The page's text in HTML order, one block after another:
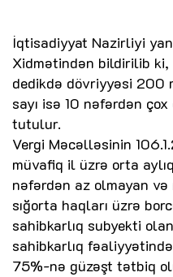
İqtisadiyyat Nazirliyi
Xidmətindən bildirilib ki,
dedikdə dövriyyəsi 200
sayı isə 10 nəfərdən
tutulur.
Vergi Məcəlləsinin
müvafiq il üzrə orta
nəfərdən az olmayan
sığorta haqları üzrə
sahibkarlıq subyekti
sahibkarlıq
75%-nə güzəşt tətbiq